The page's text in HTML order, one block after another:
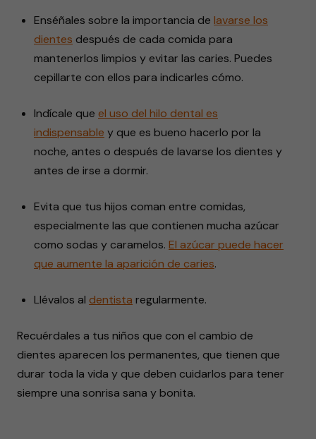
Enséñales sobre la importancia de lavarse los
dientes después de cada comida para
mantenerlos limpios y evitar las caries. Puedes
cepillarte con ellos para indicarles cómo.
Indícale que el uso del hilo dental es
indispensable y que es bueno hacerlo por la
noche, antes o después de lavarse los dientes y
antes de irse a dormir.
Evita que tus hijos coman entre comidas,
especialmente las que contienen mucha azúcar
como sodas y caramelos. El azúcar puede hacer
que aumente la aparición de caries.
Llévalos al dentista regularmente.
Recuérdales a tus niños que con el cambio de
dientes aparecen los permanentes, que tienen que
durar toda la vida y que deben cuidarlos para tener
siempre una sonrisa sana y bonita.